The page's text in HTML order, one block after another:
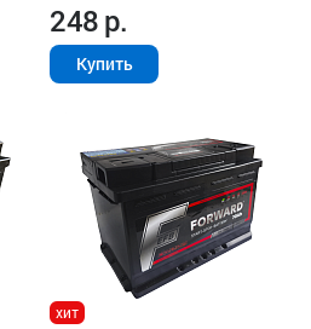
248р.
Купить
хит